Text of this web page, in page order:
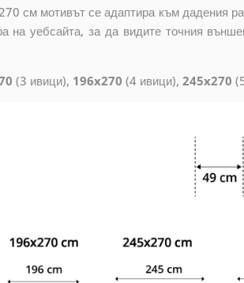
см мотивът се адаптира към дадения
на уебсайта, за да видите точния
(3 ивици), 196x270 (4 ивици), 245x270